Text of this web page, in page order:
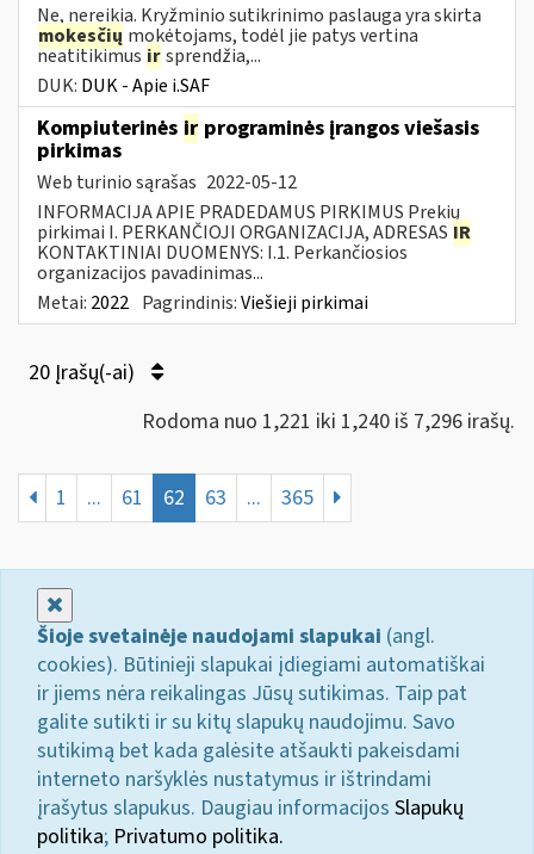
Ne, nereikia. Kryžminio sutikrinimo paslauga yra skirta
mokesčių mokėtojams, todėl jie patys vertina
neatitikimus irsprendžia,...
DUK: DUK - Apie i.SAF
Kompiuterinės ir programinės įrangos viešasis
pirkimas
Web turinio sąrašas 2022-05-12
INFORMACIJA APIE PRADEDAMUS PIRKIMUS Prekių
pirkimai I. PERKANČIOJI ORGANIZACIJA, ADRESAS IR
KONTAKTINIAI DUOMENYS: I.1. Perkančiosios
organizacijos pavadinimas...
Metai: 2022 Pagrindinis:Viešieji pirkimai
20 Įrašų(-ai)
Rodoma nuo 1,221 iki 1,240 iš 7,296 irašų.
1 ... 61 62 63 ... 365
Šioje svetainėje naudojami slapukai (angl.
cookies). Būtinieji slapukai įdiegiami automatiškai
ir jiems nėra reikalingas Jūsų sutikimas. Taip pat
galite sutikti ir su kitų slapukų naudojimu. Savo
sutikimą bet kada galėsite atšaukti pakeisdami
interneto naršyklės nustatymus ir ištrindami
įrašytus slapukus. Daugiau informacijos Slapukų
politika; Privatumo politika.